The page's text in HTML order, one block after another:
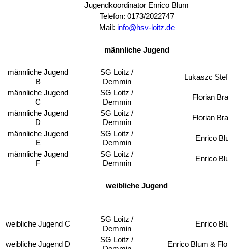
Jugendkoordinator Enrico Blum
Telefon: 0173/2022747
Mail: info@hsv-loitz.de
männliche Jugend
männliche Jugend
B
SG Loitz /
Demmin
Lukaszc
männliche Jugend
C
SG Loitz /
Demmin
Florian
männliche Jugend
D
SG Loitz /
Demmin
Florian
männliche Jugend
E
SG Loitz /
Demmin
Enrico
männliche Jugend
F
SG Loitz /
Demmin
Enrico
weibliche Jugend
weibliche Jugend C
SG Loitz /
Demmin
Enrico
weibliche Jugend D
SG Loitz /
Enrico Blum &